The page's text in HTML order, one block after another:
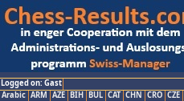
Logged on: Gast
Arabic ARM AZE BIH BUL CAT CHN CRO CZE